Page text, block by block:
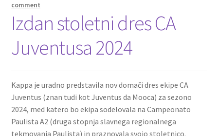
comment
Izdan stoletni dres CA
Juventusa 2024
Kappa je uradno predstavila nov domači dres ekipe CA
Juventus (znan tudi kot Juventus da Mooca) za sezono
2024, med katero bo ekipa sodelovala na Campeonato
Paulista A2 (druga stopnja slavnega regionalnega
tekmovanja Paulista) in praznovala svojo stoletnico.